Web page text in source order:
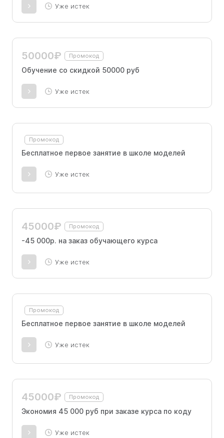
Уже истек
50000₽ Промокод
Обучение со скидкой 50000 руб
Уже истек
Промокод
Бесплатное первое занятие в школе моделей
Уже истек
45000₽ Промокод
-45 000р. на заказ обучающего курса
Уже истек
Промокод
Бесплатное первое занятие в школе моделей
Уже истек
45000₽ Промокод
Экономия 45 000 руб при заказе курса по коду
Уже истек